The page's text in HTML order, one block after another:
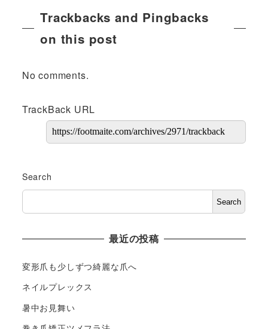
Trackbacks and Pingbacks
on this post
No comments.
TrackBack URL
Search
Search
最近の投稿
変形爪も少しずつ綺麗な爪へ
ネイルプレックス
暑中お見舞い